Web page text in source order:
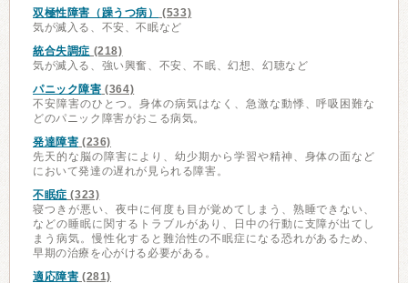
双極性障害（躁うつ病）
(533)
気が滅入る、不安、不眠など
統合失調症 (218)
気が滅入る、強い興奮、不安、不眠、幻想、幻聴など
パニック障害 (364)
不安障害のひとつ。身体の病気はなく、急激な動悸、呼吸困難な
どのパニック障害がおこる病気。
発達障害 (236)
先天的な脳の障害により、幼少期から学習や精神、身体の面など
において発達の遅れが見られる障害。
不眠症 (323)
寝つきが悪い、夜中に何度も目が覚めてしまう、熟睡できない、
などの睡眠に関するトラブルがあり、日中の行動に支障が出てし
まう病気。慢性化すると難治性の不眠症になる恐れがあるため、
早期の治療を心がける必要がある。
適応障害 (281)